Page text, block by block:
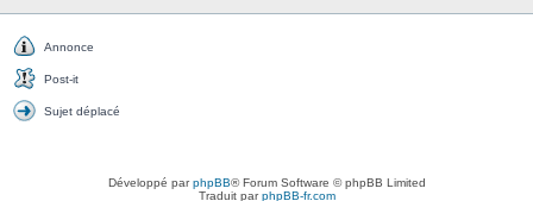
Annonce
it
Post-it
Sujet déplacé
Développé parphpBB® Forum Software © phpBB Limited
Traduit parphpBB-fr.com